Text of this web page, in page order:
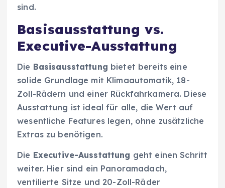
sind.
Basisausstattung vs.
Executive-Ausstattung
Die Basisausstattung bietet bereits eine
solide Grundlage mit Klimaautomatik, 18-
Zoll-Rädern und einer Rückfahrkamera. Diese
Ausstattung ist ideal für alle, die Wert auf
wesentliche Features legen, ohne zusätzliche
Extras zu benötigen.
Die Executive-Ausstattung geht einen Schritt
weiter. Hier sind ein Panoramadach,
ventilierte Sitze und 20-Zoll-Räder